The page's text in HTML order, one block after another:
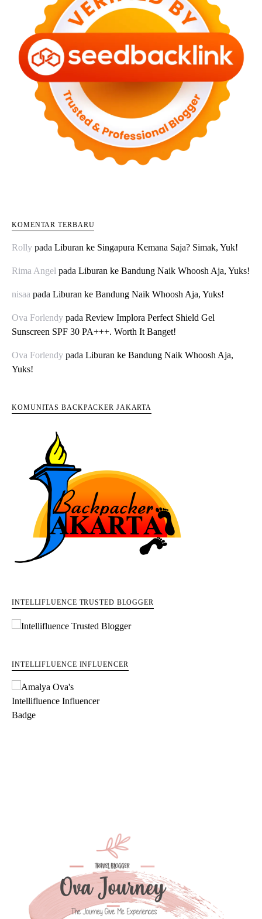
KOMENTAR TERBARU
Rolly pada Liburan ke Singapura Kemana Saja? Simak, Yuk!
Rima Angel pada Liburan ke Bandung Naik Whoosh Aja, Yuks!
nisaa pada Liburan ke Bandung Naik Whoosh Aja, Yuks!
Ova Forlendy pada Review Implora Perfect Shield Gel
Sunscreen SPF 30 PA+++. Worth It Banget!
Ova Forlendy pada Liburan ke Bandung Naik Whoosh Aja,
Yuks!
KOMUNITAS BACKPACKER JAKARTA
INTELLIFLUENCE TRUSTED BLOGGER
INTELLIFLUENCE INFLUENCER